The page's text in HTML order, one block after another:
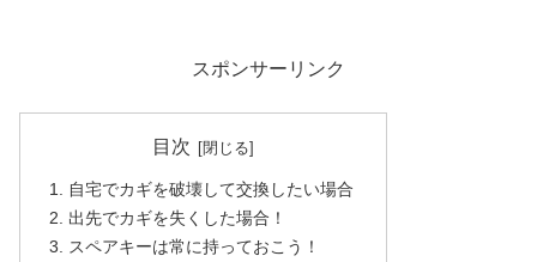
スポンサーリンク
目次
自宅でカギを破壊して交換したい場合
出先でカギを失くした場合！
スペアキーは常に持っておこう！